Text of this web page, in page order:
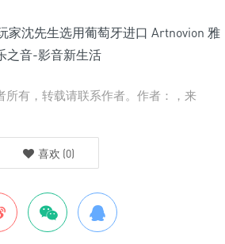
所有，转载请联系作者。作者：，来
喜欢 (0)